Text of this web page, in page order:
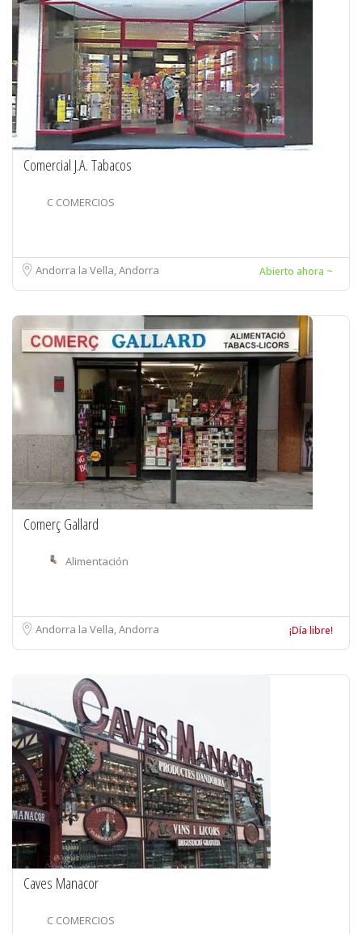
Comercial J.A. Tabacos
C COMERCIOS
Andorra la Vella, Andorra Abierto ahora ~
Comerç Gallard
Alimentación
Andorra la Vella, Andorra ¡Día libre!
Caves Manacor
C COMERCIOS